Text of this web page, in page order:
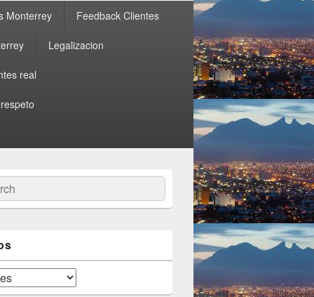
Monterrey Feedback Clientes
Legalizacion
real